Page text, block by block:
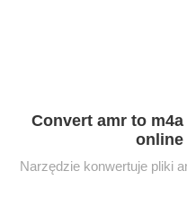
Convert amr to
online
Narzędzie konwertuje pliki